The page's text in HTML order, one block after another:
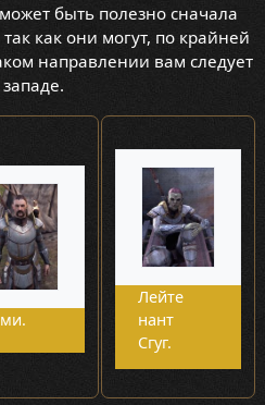
быть полезно сначала
как они могут, по крайней
направлении вам следует
Лейте
нант
Сгуг.